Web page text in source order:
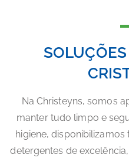
Na Christeyns, somos
manter tudo limpo e
higiene,
detergentes de